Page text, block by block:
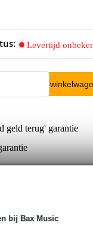
bij Bax Music
Levertijd
In
geld terug' garantie
winkel